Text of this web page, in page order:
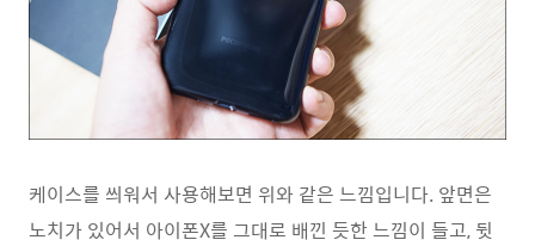
케이스를 씌워서 사용해보면 위와 같은 느낌입니다. 앞면은
노치가 있어서 아이폰X를 그대로 배낀 듯한 느낌이 들고, 뒷